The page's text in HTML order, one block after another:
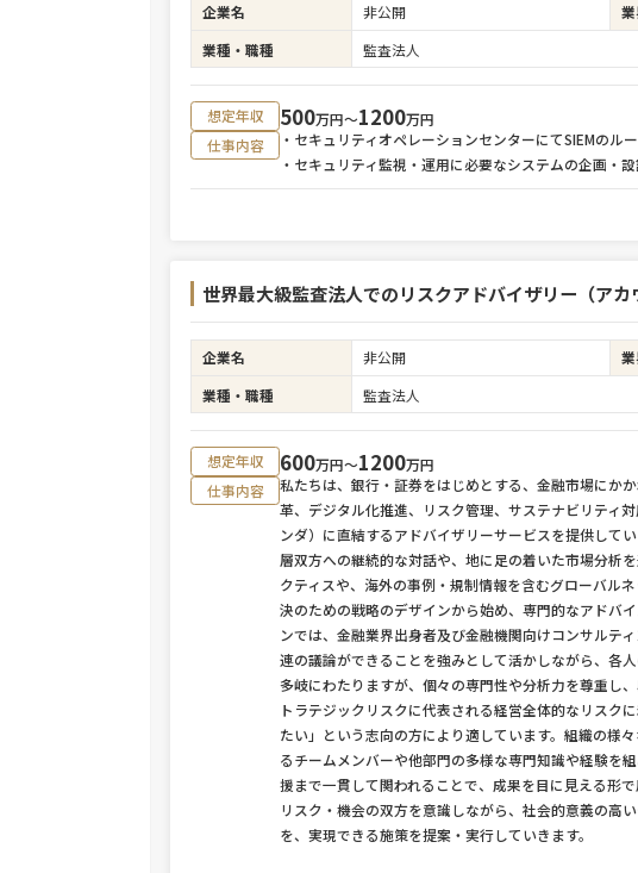
企業名 非公開
業種・職種
監査法人
想定年収 500万円〜1200万円
仕事内容
・セキュリティオペレーションセンターにてSIEMのル
・セキュリティ監視・運用に必要なシステムの企画・
世界最大級監査法人でのリスクアドバイザリー（アカ
企業名 非公開
業種・職種
監査法人
想定年収 600万円〜1200万円
仕事内容
私たちは、銀行・証券をはじめとする、金融市場にか
革、デジタル化推進、リスク管理、サステナビリティ
ンダ）に直結するアドバイザリーサービスを提供して
層双方への継続的な対話や、地に足の着いた市場分析
クティスや、海外の事例・規制情報を含むグローバル
決のための戦略のデザインから始め、専門的なアドバ
ンでは、金融業界出身者及び金融機関向けコンサルテ
連の議論ができることを強みとして活かしながら、各
多岐にわたりますが、個々の専門性や分析力を尊重し
トラテジックリスクに代表される経営全体的なリスク
たい」という志向の方により適しています。組織の様
るチームメンバーや他部門の多様な専門知識や経験を
援まで一貫して関われることで、成果を目に見える形
リスク・機会の双方を意識しながら、社会的意義の高
を、実現できる施策を提案・実行していきます。